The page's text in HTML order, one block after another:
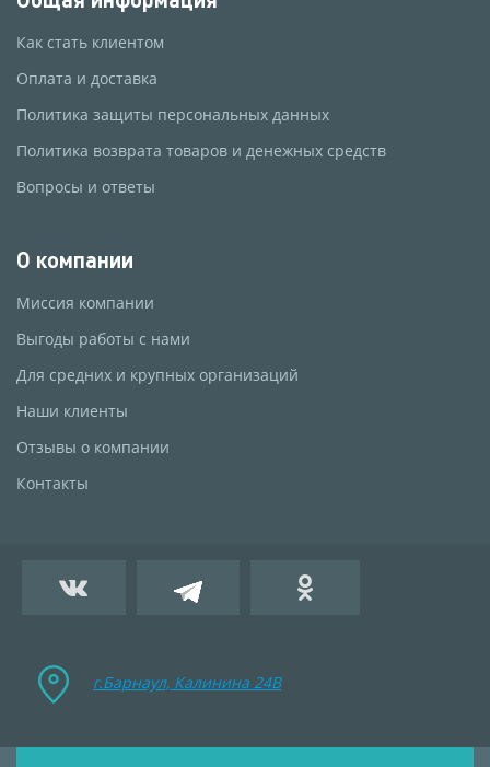
Как стать клиентом
Оплата и доставка
Политика защиты персональных данных
Политика возврата товаров и денежных средств
Вопросы и ответы
О компании
Миссия компании
Выгоды работы с нами
Для средних и крупных организаций
Наши клиенты
Отзывы о компании
Контакты
г.Барнаул, Калинина 24B